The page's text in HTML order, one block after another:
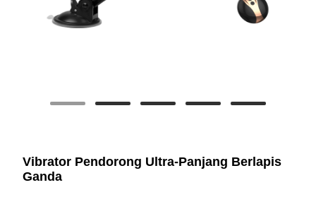
Vibrator Pendorong Ultra-Panjang Berlapis
Ganda